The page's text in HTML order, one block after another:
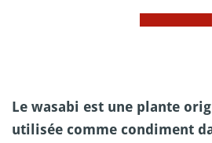
Le wasabi est une plante
utilisée comme condiment